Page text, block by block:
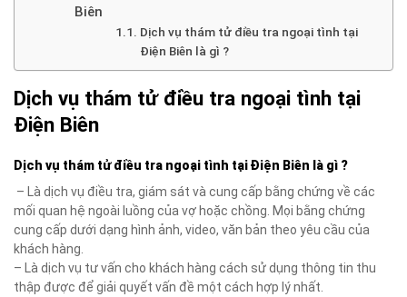
Biên
Dịch vụ thám tử điều tra ngoại tình tại
Điện Biên là gì ?
Dịch vụ thám tử điều tra ngoại tình tại
Điện Biên
Dịch vụ thám tử điều tra ngoại tình tại Điện Biên là gì ?
– Là dịch vụ điều tra, giám sát và cung cấp bằng chứng về các
mối quan hệ ngoài luồng của vợ hoặc chồng. Mọi bằng chứng
cung cấp dưới dạng hình ảnh, video, văn bản theo yêu cầu của
khách hàng.
– Là dịch vụ tư vấn cho khách hàng cách sử dụng thông tin thu
thập được để giải quyết vấn đề một cách hợp lý nhất.